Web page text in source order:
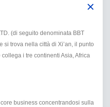
(di seguito denominata BBT
si trova nella città di Xi’an, il punto
i tre continenti Asia, Africa
business concentrandosi sulla